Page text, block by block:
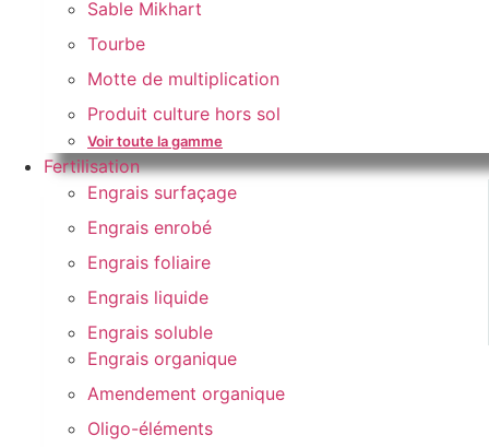
Sable Mikhart
Tourbe
Motte de multiplication
Produit culture hors sol
Voir toute la gamme
Fertilisation
Engrais surfaçage
Engrais enrobé
Engrais foliaire
Engrais liquide
Engrais soluble
Engrais organique
Amendement organique
Oligo-éléments